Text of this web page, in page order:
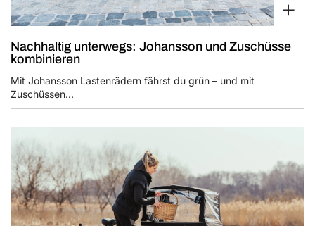
Nachhaltig unterwegs: Johansson und Zuschüsse
kombinieren
Mit Johansson Lastenrädern fährst du grün – und mit
Zuschüssen...